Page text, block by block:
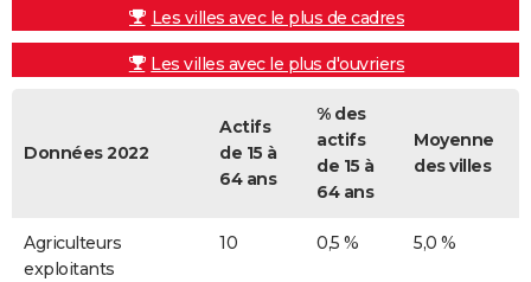
Les villes avec le plus de cadres
Les villes avec le plus d'ouvriers
Données 2022
Actifs
de 15 à
64 ans
% des
actifs
de 15 à
64 ans
Moyenne
des villes
Agriculteurs
exploitants
10 0,5 % 5,0 %